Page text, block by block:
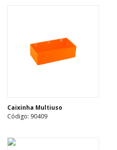
Caixinha Multiuso
Código: 90409